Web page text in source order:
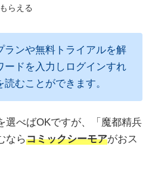
もらえる
ランや無料トライアルを解
ードを入力しログインすれ
むことができます。
選べばOKですが、「魔都精兵
ならコミックシーモアがおス